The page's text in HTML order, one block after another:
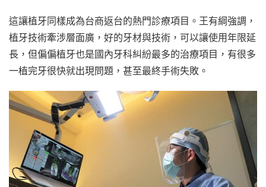
這讓植牙同樣成為台商返台的熱門診療項目。王有綱強調，
植牙技術牽涉層面廣，好的牙材與技術，可以讓使用年限延
長，但偏偏植牙也是國內牙科糾紛最多的治療項目，有很多
一植完牙很快就出現問題，甚至最終手術失敗。